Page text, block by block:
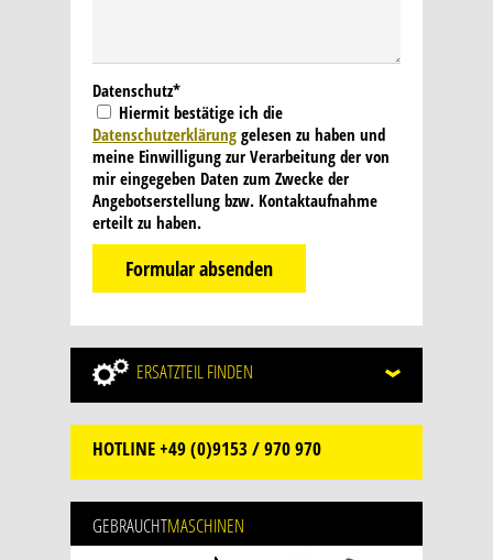
Datenschutz*
Hiermit bestätige ich die
Datenschutzerklärung gelesen zu haben und
meine Einwilligung zur Verarbeitung der von
mir eingegeben Daten zum Zwecke der
Angebotserstellung bzw. Kontaktaufnahme
erteilt zu haben.
ERSATZTEILFINDEN
HOTLINE+49 (0)9153 / 970 970
GEBRAUCHTMASCHINEN